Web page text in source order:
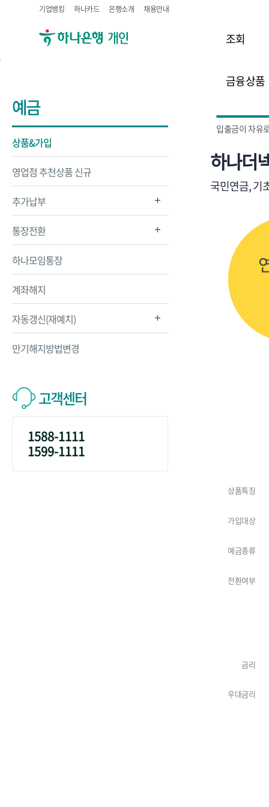
기업뱅킹 하나카드 은행소개 채용안내
조회
금융상품
예금
상품&가입
영업점 추천상품 신규
추가납부
통장전환
하나모임통장
계좌해지
자동갱신(재예치)
만기해지방법변경
고객센터
1588-1111
1599-1111
입출금이 자유
하나더
국민연금, 기
상품특징
가입대상
예금종류
전환여부
금리
우대금리